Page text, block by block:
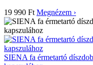
19 990 Ft Megnézem ›
SIENA fa érmetartó